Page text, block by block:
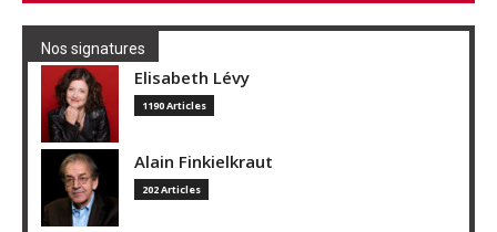
Nos signatures
Elisabeth Lévy
1190 Articles
Alain Finkielkraut
202 Articles